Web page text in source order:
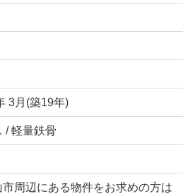
3月(築19年)
/ 軽量鉄骨
市周辺にある物件をお求めの方は